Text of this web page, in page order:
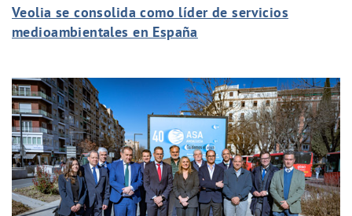
Veolia se consolida como líder de servicios
medioambientales en España